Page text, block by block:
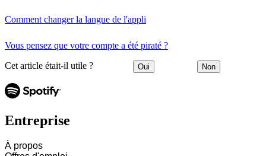
Comment changer la langue de l'appli
Vous pensez que votre compte a été piraté ?
Cet article était-il utile ? Oui Non
Entreprise
À propos